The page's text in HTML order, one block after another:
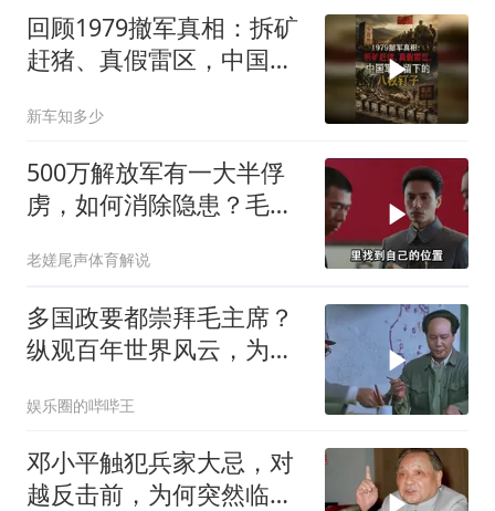
回顾1979撤军真相：拆矿
赶猪、真假雷区，中国军
新车知多少
500万解放军有一大半俘
虏，如何消除隐患？毛主
老嫅尾声体育解说
多国政要都崇拜毛主席？
纵观百年世界风云，为何
娱乐圈的哔哔王
邓小平触犯兵家大忌，对
越反击前，为何突然临阵